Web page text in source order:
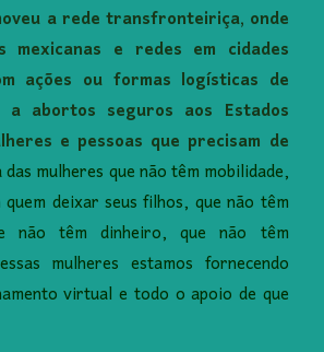
a rede transfronteiriça, onde
mexicanas e redes em cidades
ações ou formas logísticas de
abortos seguros aos Estados
e pessoas que precisam de
mulheres que não têm mobilidade,
deixar seus filhos, que não têm
não têm dinheiro, que não têm
mulheres estamos fornecendo
virtual e todo o apoio de que